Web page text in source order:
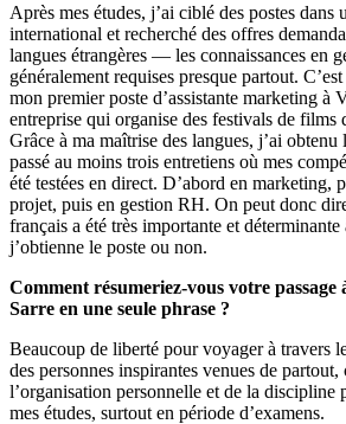
Après mes études, j’ai ciblé des postes dans
international et recherché des offres
langues étrangères — les connaissances en
généralement requises presque partout.
mon premier poste d’assistante marketing à
entreprise qui organise des festivals de films
Grâce à ma maîtrise des langues, j’ai obtenu
passé au moins trois entretiens où mes
été testées en direct. D’abord en marketing,
projet, puis en gestion RH. On peut donc
français a été très importante et
j’obtienne le poste ou non.
Comment résumeriez-vous votre passage
Sarre en une seule phrase ?
Beaucoup de liberté pour voyager à travers
des personnes inspirantes venues de partout,
l’organisation personnelle et de la discipline
mes études, surtout en période d’examens.